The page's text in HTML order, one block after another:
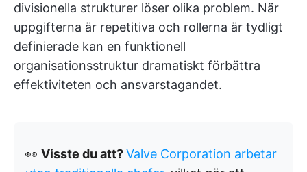
divisionella strukturer löser olika problem. När
uppgifterna är repetitiva och rollerna är tydligt
definierade kan en funktionell
organisationsstruktur dramatiskt förbättra
effektiviteten och ansvarstagandet.
👀 Visste du att?Valve Corporation arbetar